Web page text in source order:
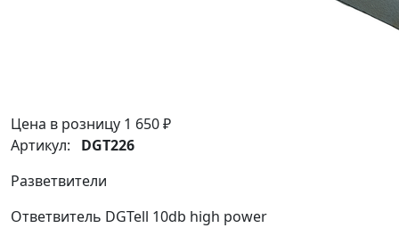
Цена в розницу 1 650 ₽
Артикул: DGT226
Разветвители
Ответвитель DGTell 10db high power